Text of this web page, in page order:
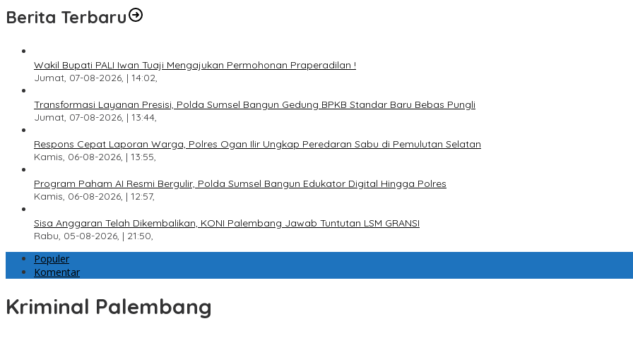
Berita Terbaru
Wakil Bupati PALI Iwan Tuaji Mengajukan Permohonan Praperadilan !
Jumat, 07-08-2026, | 14:02,
Transformasi Layanan Presisi, Polda Sumsel Bangun Gedung BPKB Standar Baru Bebas Pungli
Jumat, 07-08-2026, | 13:44,
Respons Cepat Laporan Warga, Polres Ogan Ilir Ungkap Peredaran Sabu di Pemulutan Selatan
Kamis, 06-08-2026, | 13:55,
Program Paham AI Resmi Bergulir, Polda Sumsel Bangun Edukator Digital Hingga Polres
Kamis, 06-08-2026, | 12:57,
Sisa Anggaran Telah Dikembalikan, KONI Palembang Jawab Tuntutan LSM GRANSI
Rabu, 05-08-2026, | 21:50,
Populer
Komentar
Kriminal Palembang